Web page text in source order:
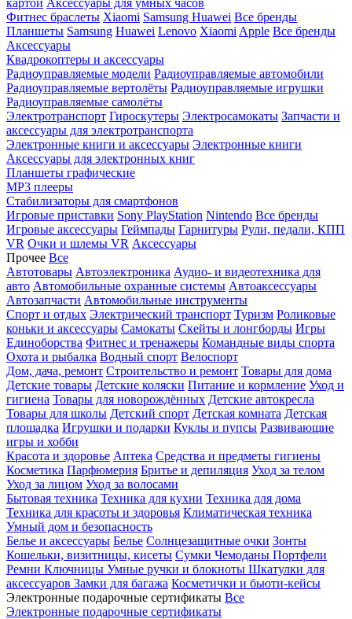
картой Аксессуары для умных часов
Фитнес браслеты Xiaomi Samsung Huawei Все бренды
Планшеты Samsung Huawei Lenovo Xiaomi Apple Все бренды
Аксессуары
Квадрокоптеры и аксессуары
Радиоуправляемые модели Радиоуправляемые автомобили
Радиоуправляемые вертолёты Радиоуправляемые игрушки
Радиоуправляемые самолёты
Электротранспорт Гироскутеры Электросамокаты Запчасти и
аксессуары для электротранспорта
Электронные книги и аксессуары Электронные книги
Аксессуары для электронных книг
Планшеты графические
MP3 плееры
Стабилизаторы для смартфонов
Игровые приставки Sony PlayStation Nintendo Все бренды
Игровые аксессуары Геймпады Гарнитуры Рули, педали, КПП
VR Очки и шлемы VR Аксессуары
Прочее Все
Автотовары Автоэлектроника Аудио- и видеотехника для
авто Автомобильные охранные системы Автоаксессуары
Автозапчасти Автомобильные инструменты
Спорт и отдых Электрический транспорт Туризм Роликовые
коньки и аксессуары Самокаты Скейты и лонгборды Игры
Единоборства Фитнес и тренажеры Командные виды спорта
Охота и рыбалка Водный спорт Велоспорт
Дом, дача, ремонт Строительство и ремонт Товары для дома
Детские товары Детские коляски Питание и кормление Уход и
гигиена Товары для новорождённых Детские автокресла
Товары для школы Детский спорт Детская комната Детская
площадка Игрушки и подарки Куклы и пупсы Развивающие
игры и хобби
Красота и здоровье Аптека Средства и предметы гигиены
Косметика Парфюмерия Бритье и депиляция Уход за телом
Уход за лицом Уход за волосами
Бытовая техника Техника для кухни Техника для дома
Техника для красоты и здоровья Климатическая техника
Умный дом и безопасность
Белье и аксессуары Белье Солнцезащитные очки Зонты
Кошельки, визитницы, кисеты Сумки Чемоданы Портфели
Ремни Ключницы Умные ручки и блокноты Шкатулки для
аксессуаров Замки для багажа Косметички и бьюти-кейсы
Электронные подарочные сертификаты Все
Электронные подарочные сертификаты